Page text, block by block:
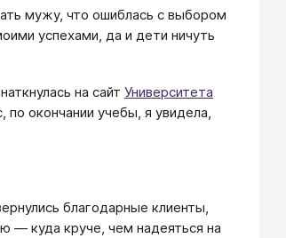
мужу, что ошиблась с выбором
успехами, да и дети ничуть
на сайт Университета
по окончании учебы, я увидела,
благодарные клиенты,
— куда круче, чем надеяться на